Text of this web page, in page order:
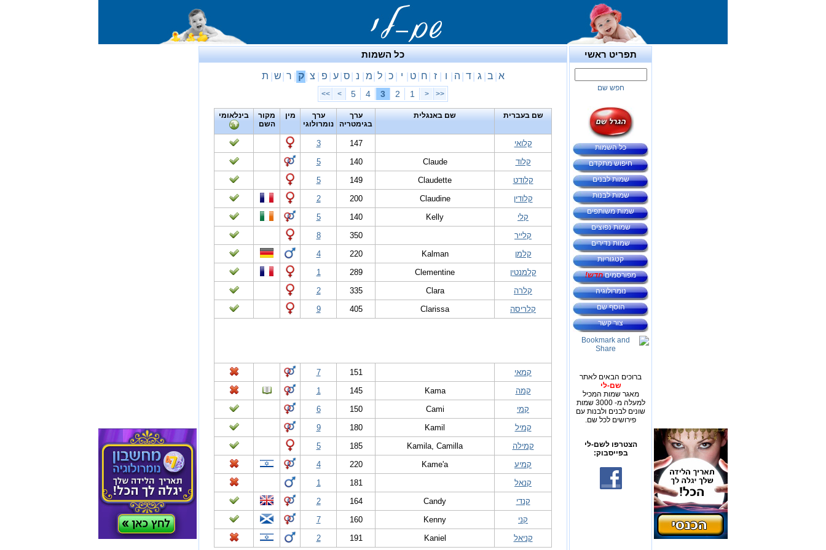
תפריט ראשי
חפש שם
כל השמות
חיפוש מתקדם
שמות לבנים
שמות לבנות
שמות משותפים
שמות נפוצים
שמות נדירים
קטגוריות
מפורסמיםחדש!
נומרולוגיה
הוסף שם
צור קשר
ברוכים הבאים לאתר
שם-לי
מאגר שמות המכיל
למעלה מ- 3000 שמות
שונים לבנים ולבנות עם
פירושים לכל שם.
הצטרפו לשם-לי
בפייסבוק:
כל השמות
א ב ג ד ה ו ז ח ט י כ ל מ נ ס ע פ צ ק ר ש ת
<<
<
1
2
3
4
5
>
>>
שם בעברית שם באנגלית
ערך
בגימטריה
ערך
נומרולוגי
מין
מקור
השם
בינלאומי
קלואי 147
3
קלוד
Claude
140
5
קלודט
Claudette
149
5
קלודין
Claudine
200
2
קלי
Kelly
140
5
קלייר
350
8
קלמן
Kalman
220
4
קלמנטין
Clementine
289
1
קלרה
Clara
335
2
קלריסה
Clarissa
405
9
קמאי 151
7
קמה
Kama
145
1
קמי
Cami
150
6
קמיל
Kamil
180
9
קמילה
Kamila, Camilla
185
5
קמיע
Kame'a
220
4
קנאל
181
1
קנדי
Candy
164
2
קני
Kenny
160
7
קניאל
Kaniel
191
2